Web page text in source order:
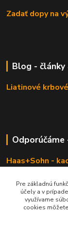
Zadať dopy na
Blog - články
Liatinové
Haas+Sohn -
Pre základnú
účely a v
využívame
cookies